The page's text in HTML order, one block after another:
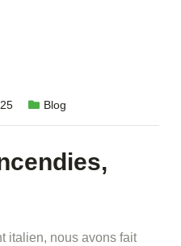
Blog
italien, nous avons fait